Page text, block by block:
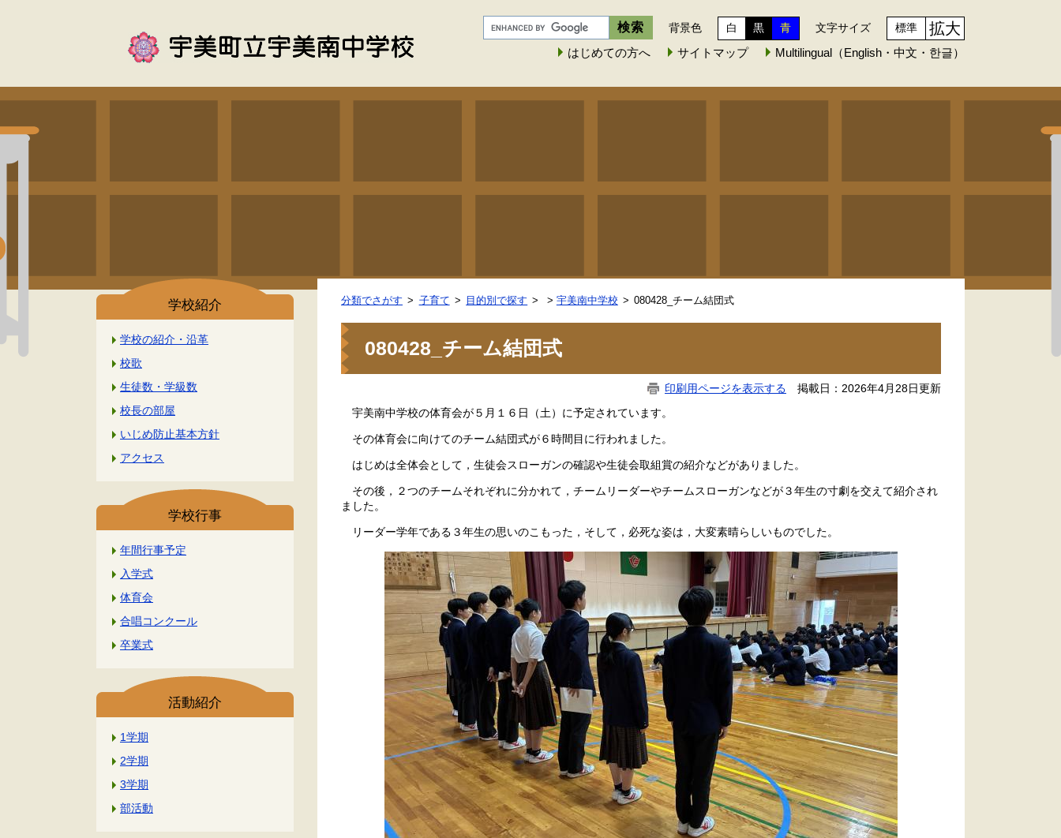
背景色 白 黒 青 文字サイズ 標準 拡大
はじめての方へ サイトマップ Multilingual（English・中文・한글）
学校紹介
学校の紹介・沿革
校歌
生徒数・学級数
校長の部屋
いじめ防止基本方針
アクセス
学校行事
年間行事予定
入学式
体育会
合唱コンクール
卒業式
活動紹介
1学期
2学期
3学期
部活動
分類でさがす 子育て 目的別で探す > 宇美南中学校 080428_チーム結団式
080428_チーム結団式
印刷用ページを表示する 掲載日：2026年4月28日更新
宇美南中学校の体育会が５月１６日（土）に予定されています。
その体育会に向けてのチーム結団式が６時間目に行われました。
はじめは全体会として，生徒会スローガンの確認や生徒会取組賞の紹介などがありました。
その後，２つのチームそれぞれに分かれて，チームリーダーやチームスローガンなどが３年生の寸劇を交えて紹介され
ました。
リーダー学年である３年生の思いのこもった，そして，必死な姿は，大変素晴らしいものでした。